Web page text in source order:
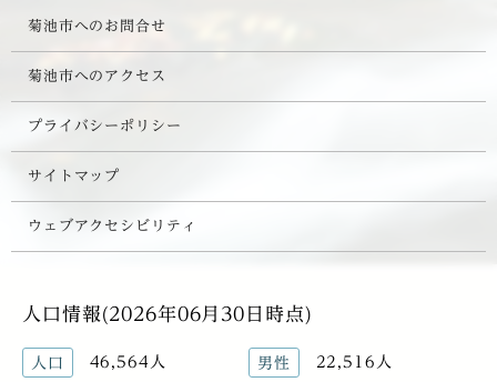
菊池市へのお問合せ
菊池市へのアクセス
プライバシーポリシー
サイトマップ
ウェブアクセシビリティ
人口情報(2026年06月30日時点)
人口 46,564人 男性 22,516人